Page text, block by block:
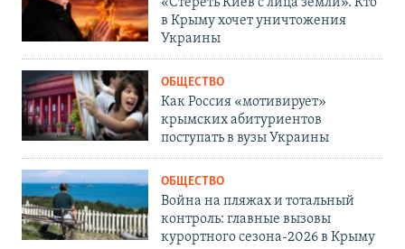
в Крыму хочет уничтожения
Украины
ОБЩЕСТВО
Как Россия «мотивирует»
крымских абитуриентов
поступать в вузы Украины
ОБЩЕСТВО
Война на пляжах и тотальный
контроль: главные вызовы
курортного сезона-2026 в Крыму